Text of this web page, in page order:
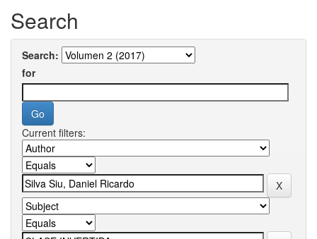
Search
Search:
for
Current filters: